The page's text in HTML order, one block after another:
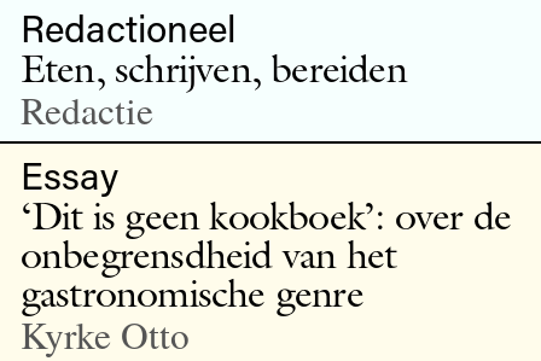
Redactioneel
Eten, schrijven, bereiden
Redactie
Essay
‘Dit is geen kookboek’: over de
onbegrensdheid van het
gastronomische genre
Kyrke Otto